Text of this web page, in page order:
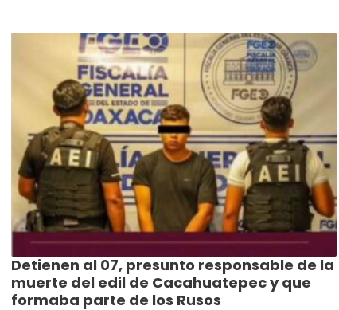
Detienen al 07, presunto responsable de la
muerte del edil de Cacahuatepec y que
formaba parte de los Rusos